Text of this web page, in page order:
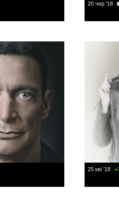
20 чер '18
25 кві '18